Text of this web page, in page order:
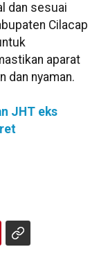
dan sesuai
Cilacap
aparat
dan nyaman.
JHT eks